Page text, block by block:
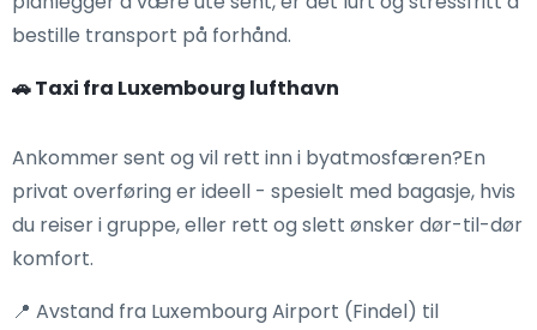
bestille transport på forhånd.
🚗 Taxi fra Luxembourg lufthavn
Ankommer sent og vil rett inn i byatmosfæren?En
privat overføring er ideell - spesielt med bagasje, hvis
du reiser i gruppe, eller rett og slett ønsker dør-til-dør
komfort.
📍 Avstand fra Luxembourg Airport (Findel) til